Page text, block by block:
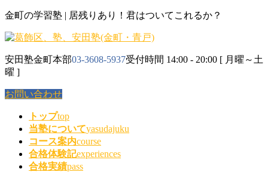
コ
テ
ン
ツ
に
移
動
ナ
ゲ
ー
シ
ョ
ン
に
金町の学習塾 | 居残りあり！君はついてこれるか？
安田塾金町本部03-3608-5937受付時間 14:00 - 20:00 [ 月曜～土
曜 ]
お問い合わせ
トップtop
当塾についてyasudajuku
コース案内course
合格体験記experiences
合格実績pass